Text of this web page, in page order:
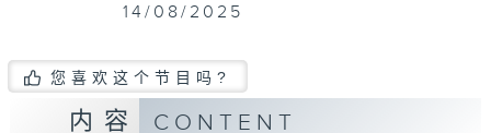
14/08/2025
您喜欢这个节目吗?
内容 CONTENT